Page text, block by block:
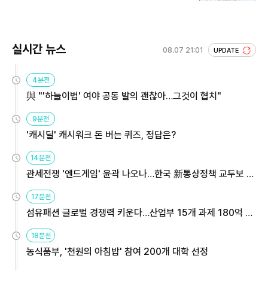
실시간 뉴스 08.07 21:01 UPDATE
4분전
與 "'하늘이법' 여야 공동 발의 괜찮아…그것이 협치"
9분전
'캐시딜' 캐시워크 돈 버는 퀴즈, 정답은?
14분전
관세전쟁 '엔드게임' 윤곽 나오나…한국 新통상정책 교두보 활
용해야
17분전
섬유패션 글로벌 경쟁력 키운다…산업부 15개 과제 180억 지
원
18분전
농식품부, '천원의 아침밥' 참여 200개 대학 선정